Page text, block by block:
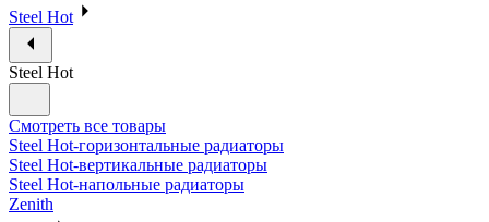
Steel Hot
Steel Hot
Смотреть все товары
Steel Hot-горизонтальные радиаторы
Steel Hot-вертикальные радиаторы
Steel Hot-напольные радиаторы
Zenith